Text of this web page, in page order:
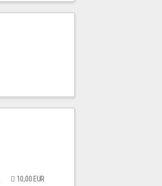
10,00 EUR